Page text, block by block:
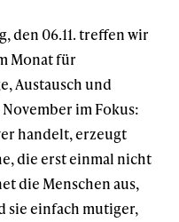
den 06.11. treffen wir
Monat für
Austausch und
im Fokus:
handelt, erzeugt
die erst einmal nicht
die Menschen aus,
sie einfach mutiger,